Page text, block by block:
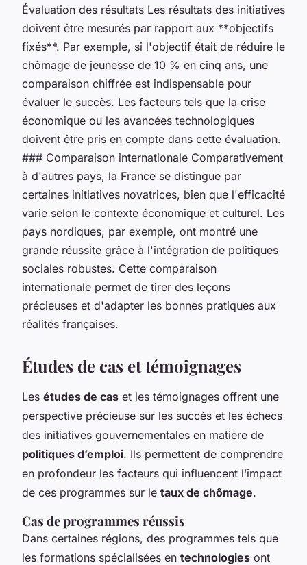
Évaluation des résultats Les résultats des initiatives
doivent être mesurés par rapport aux **objectifs
fixés**. Par exemple, si l'objectif était de réduire le
chômage de jeunesse de 10 % en cinq ans, une
comparaison chiffrée est indispensable pour
évaluer le succès. Les facteurs tels que la crise
économique ou les avancées technologiques
doivent être pris en compte dans cette évaluation.
### Comparaison internationale Comparativement
à d'autres pays, la France se distingue par
certaines initiatives novatrices, bien que l'efficacité
varie selon le contexte économique et culturel. Les
pays nordiques, par exemple, ont montré une
grande réussite grâce à l'intégration de politiques
sociales robustes. Cette comparaison
internationale permet de tirer des leçons
précieuses et d'adapter les bonnes pratiques aux
réalités françaises.
Études de cas et témoignages
Les études de cas et les témoignages offrent une
perspective précieuse sur les succès et les échecs
des initiatives gouvernementales en matière de
politiques d’emploi. Ils permettent de comprendre
en profondeur les facteurs qui influencent l’impact
de ces programmes sur le taux de chômage.
Cas de programmes réussis
Dans certaines régions, des programmes tels que
les formations spécialisées en technologies ont